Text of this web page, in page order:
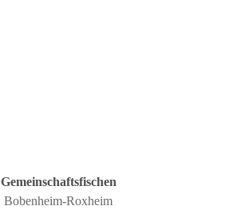
Gemeinschaftsfischen
Bobenheim-Roxheim